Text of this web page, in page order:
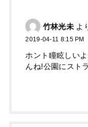
竹林光未 よ
2019-04-11 8:15 PM
ホント瞳眩しい
んね!公園にスト